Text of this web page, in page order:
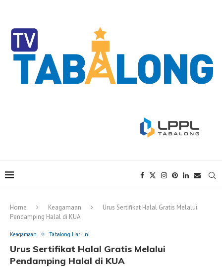
Home Keagamaan
Urus Sertifikat Halal Gratis Melalui
Pendamping Halal di KUA
Keagamaan Tabalong Hari Ini
Urus Sertifikat Halal Gratis Melalui
Pendamping Halal di KUA